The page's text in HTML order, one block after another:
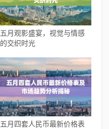
五月观影盛宴，视觉与情感
的交织时光
五月四套人民币最新价格表